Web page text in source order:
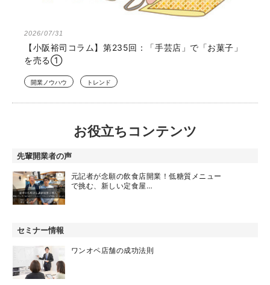
2026/07/31
【小阪裕司コラム】第235回：「手芸店」で「お菓子」
を売る①
開業ノウハウ トレンド
お役立ちコンテンツ
先輩開業者の声
元記者が念願の飲食店開業！低糖質メニュー
で挑む、新しい定食屋…
セミナー情報
ワンオペ店舗の成功法則